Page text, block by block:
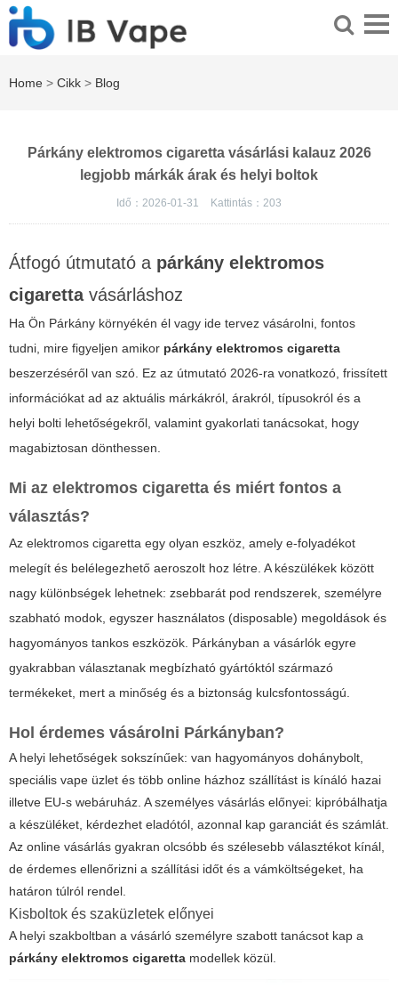
Home > Cikk > Blog
Párkány elektromos cigaretta vásárlási kalauz 2026
legjobb márkák árak és helyi boltok
Idő：2026-01-31 Kattintás： 203
Átfogó útmutató a párkány elektromos
cigarettavásárláshoz
Ha Ön Párkány környékén él vagy ide tervez vásárolni, fontos
tudni, mire figyeljen amikor párkány elektromos cigaretta
beszerzéséről van szó. Ez az útmutató 2026-ra vonatkozó, frissített
információkat ad az aktuális márkákról, árakról, típusokról és a
helyi bolti lehetőségekről, valamint gyakorlati tanácsokat, hogy
magabiztosan dönthessen.
Mi az elektromos cigaretta és miért fontos a
választás?
Az elektromos cigaretta egy olyan eszköz, amely e-folyadékot
melegít és belélegezhető aeroszolt hoz létre. A készülékek között
nagy különbségek lehetnek: zsebbarát pod rendszerek, személyre
szabható modok, egyszer használatos (disposable) megoldások és
hagyományos tankos eszközök. Párkányban a vásárlók egyre
gyakrabban választanak megbízható gyártóktól származó
termékeket, mert a minőség és a biztonság kulcsfontosságú.
Hol érdemes vásárolni Párkányban?
A helyi lehetőségek sokszínűek: van hagyományos dohánybolt,
speciális vape üzlet és több online házhoz szállítást is kínáló hazai
illetve EU-s webáruház. A személyes vásárlás előnyei: kipróbálhatja
a készüléket, kérdezhet eladótól, azonnal kap garanciát és számlát.
Az online vásárlás gyakran olcsóbb és szélesebb választékot kínál,
de érdemes ellenőrizni a szállítási időt és a vámköltségeket, ha
határon túlról rendel.
Kisboltok és szaküzletek előnyei
A helyi szakboltban a vásárló személyre szabott tanácsot kap a
párkány elektromos cigaretta modellek közül.